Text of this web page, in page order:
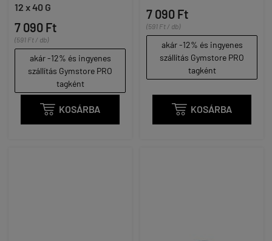
12 x 40 G
7 090 Ft
(591 Ft / db)
akár -12% és ingyenes
szállítás Gymstore PRO
tagként
 KOSÁRBA
7 090 Ft
(591 Ft / db)
akár -12% és ingyenes
szállítás Gymstore PRO
tagként
 KOSÁRBA